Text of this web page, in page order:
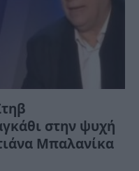
στην ψυχή
Μπαλανίκα